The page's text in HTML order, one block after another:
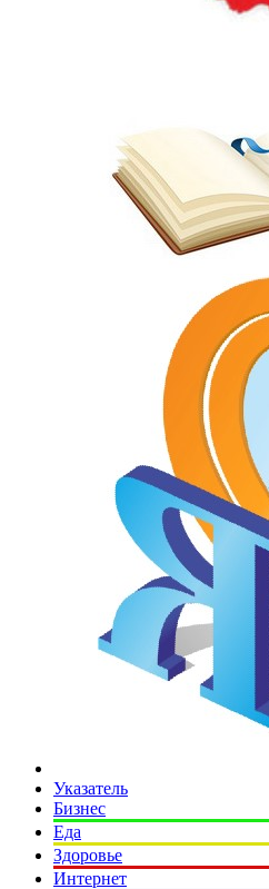
Указатель
Бизнес
Еда
Здоровье
Интернет